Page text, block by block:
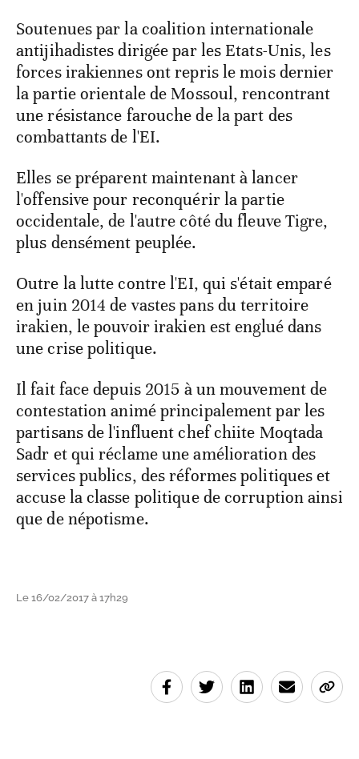
Soutenues par la coalition internationale
antijihadistes dirigée par les Etats-Unis, les
forces irakiennes ont repris le mois dernier
la partie orientale de Mossoul, rencontrant
une résistance farouche de la part des
combattants de l'EI.
Elles se préparent maintenant à lancer
l'offensive pour reconquérir la partie
occidentale, de l'autre côté du fleuve Tigre,
plus densément peuplée.
Outre la lutte contre l'EI, qui s'était emparé
en juin 2014 de vastes pans du territoire
irakien, le pouvoir irakien est englué dans
une crise politique.
Il fait face depuis 2015 à un mouvement de
contestation animé principalement par les
partisans de l'influent chef chiite Moqtada
Sadr et qui réclame une amélioration des
services publics, des réformes politiques et
accuse la classe politique de corruption ainsi
que de népotisme.
Le 16/02/2017 à 17h29